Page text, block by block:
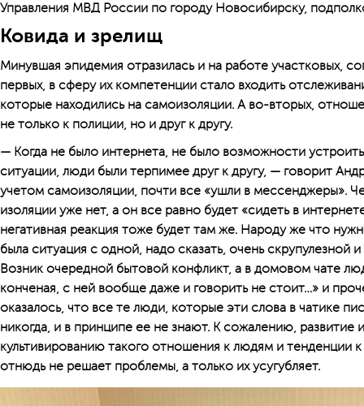
Управления МВД России по городу Новосибирску,
Ковида и зрелищ
Минувшая эпидемия отразилась и на работе участковых,
первых, в сферу их компетенции стало входить
которые находились на самоизоляции. А во-вторых,
не только к полиции, но и друг к другу.
— Когда не было интернета, не было возможности
ситуации, люди были терпимее друг к другу, — говорит
учетом самоизоляции, почти все «ушли в мессенджеры».
изоляции уже нет, а он все равно будет «сидеть в
негативная реакция тоже будет там же. Народу же что
была ситуация с одной, надо сказать, очень скрупулезной
Возник очередной бытовой конфликт, а в домовом чате
конченая, с ней вообще даже и говорить не стоит…» и
оказалось, что все те люди, которые эти слова в чатике
никогда, и в принципе ее не знают. К сожалению, развитие
культивированию такого отношения к людям и тенденции
отнюдь не решает проблемы, а только их усугубляет.